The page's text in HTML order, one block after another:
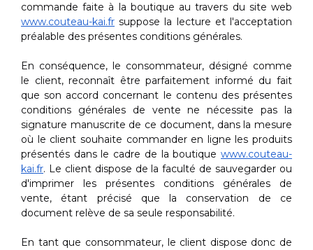
commande faite à la boutique au travers du site web
www.couteau-kai.fr suppose la lecture et l'acceptation
préalable des présentes conditions générales.
En conséquence, le consommateur, désigné comme
le client, reconnaît être parfaitement informé du fait
que son accord concernant le contenu des présentes
conditions générales de vente ne nécessite pas la
signature manuscrite de ce document, dans la mesure
où le client souhaite commander en ligne les produits
présentés dans le cadre de la boutique www.couteau-
kai.fr. Le client dispose de la faculté de sauvegarder ou
d'imprimer les présentes conditions générales de
vente, étant précisé que la conservation de ce
document relève de sa seule responsabilité.
En tant que consommateur, le client dispose donc de